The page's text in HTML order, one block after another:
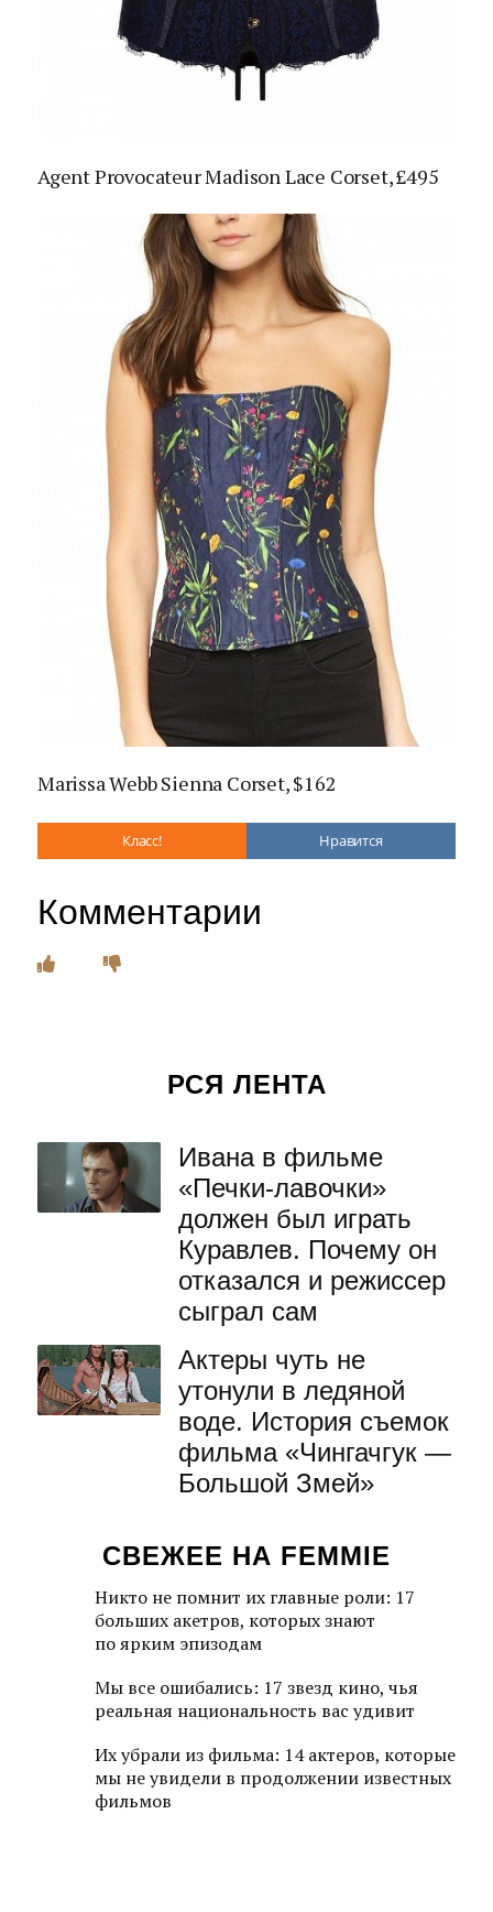
Agent Provocateur Madison Lace Corset, £495
Marissa Webb Sienna Corset, $162
Класс! Нравится
Комментарии
РСЯ ЛЕНТА
Ивана в фильме
«Печки-лавочки»
должен был играть
Куравлев. Почему он
отказался и режиссер
сыграл сам
Актеры чуть не
утонули в ледяной
воде. История съемок
фильма «Чингачгук —
Большой Змей»
СВЕЖЕЕ НА FEMMIE
Никто не помнит их главные роли: 17
больших акетров, которых знают
по ярким эпизодам
Мы все ошибались: 17 звезд кино, чья
реальная национальность вас удивит
Их убрали из фильма: 14 актеров, которые
мы не увидели в продолжении известных
фильмов